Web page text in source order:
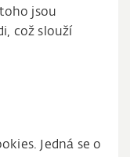
jsou
což slouží
Jedná se o